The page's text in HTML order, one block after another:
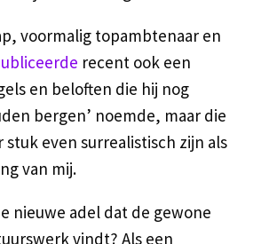
voormalig topambtenaar en
recent ook een
en beloften die hij nog
bergen’ noemde, maar die
stuk even surrealistisch zijn als
van mij.
nieuwe adel dat de gewone
vindt? Als een